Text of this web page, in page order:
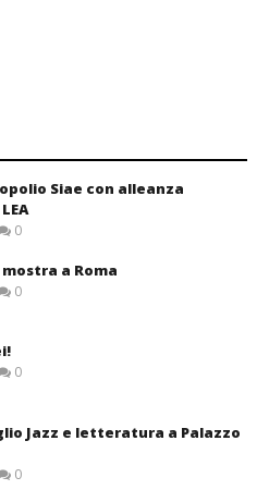
Siae con alleanza
0
a Roma
0
0
Jazz e letteratura a Palazzo
0